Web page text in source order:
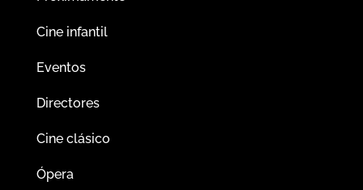
Cine infantil
Eventos
Directores
Cine clásico
Ópera